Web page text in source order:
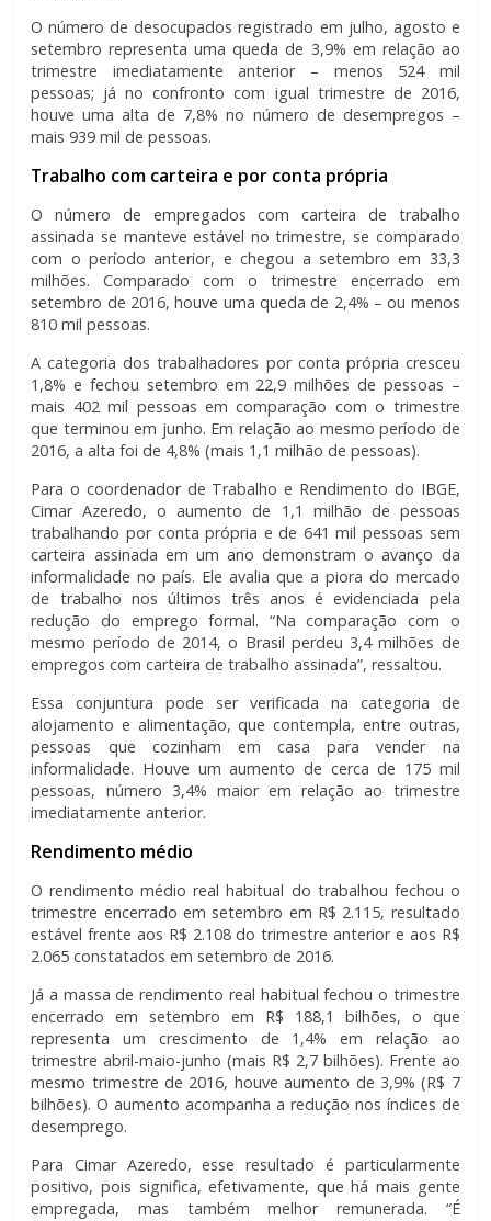
O número de desocupados registrado em julho, agosto e
setembro representa uma queda de 3,9% em relação ao
trimestre imediatamente anterior – menos 524 mil
pessoas; já no confronto com igual trimestre de 2016,
houve uma alta de 7,8% no número de desempregos –
mais 939 mil de pessoas.
Trabalho com carteira e por conta própria
O número de empregados com carteira de trabalho
assinada se manteve estável no trimestre, se comparado
com o período anterior, e chegou a setembro em 33,3
milhões. Comparado com o trimestre encerrado em
setembro de 2016, houve uma queda de 2,4% – ou menos
810 mil pessoas.
A categoria dos trabalhadores por conta própria cresceu
1,8% e fechou setembro em 22,9 milhões de pessoas –
mais 402 mil pessoas em comparação com o trimestre
que terminou em junho. Em relação ao mesmo período de
2016, a alta foi de 4,8% (mais 1,1 milhão de pessoas).
Para o coordenador de Trabalho e Rendimento do IBGE,
Cimar Azeredo, o aumento de 1,1 milhão de pessoas
trabalhando por conta própria e de 641 mil pessoas sem
carteira assinada em um ano demonstram o avanço da
informalidade no país. Ele avalia que a piora do mercado
de trabalho nos últimos três anos é evidenciada pela
redução do emprego formal. “Na comparação com o
mesmo período de 2014, o Brasil perdeu 3,4 milhões de
empregos com carteira de trabalho assinada”, ressaltou.
Essa conjuntura pode ser verificada na categoria de
alojamento e alimentação, que contempla, entre outras,
pessoas que cozinham em casa para vender na
informalidade. Houve um aumento de cerca de 175 mil
pessoas, número 3,4% maior em relação ao trimestre
imediatamente anterior.
Rendimento médio
O rendimento médio real habitual do trabalhou fechou o
trimestre encerrado em setembro em R$ 2.115, resultado
estável frente aos R$ 2.108 do trimestre anterior e aos R$
2.065 constatados em setembro de 2016.
Já a massa de rendimento real habitual fechou o trimestre
encerrado em setembro em R$ 188,1 bilhões, o que
representa um crescimento de 1,4% em relação ao
trimestre abril-maio-junho (mais R$ 2,7 bilhões). Frente ao
mesmo trimestre de 2016, houve aumento de 3,9% (R$ 7
bilhões). O aumento acompanha a redução nos índices de
desemprego.
Para Cimar Azeredo, esse resultado é particularmente
positivo, pois significa, efetivamente, que há mais gente
empregada, mas também melhor remunerada. “É